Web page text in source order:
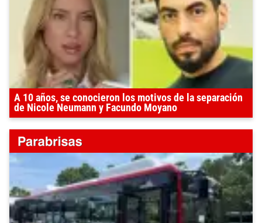
A 10 años, se conocieron los motivos de la separación
de Nicole Neumann y Facundo Moyano